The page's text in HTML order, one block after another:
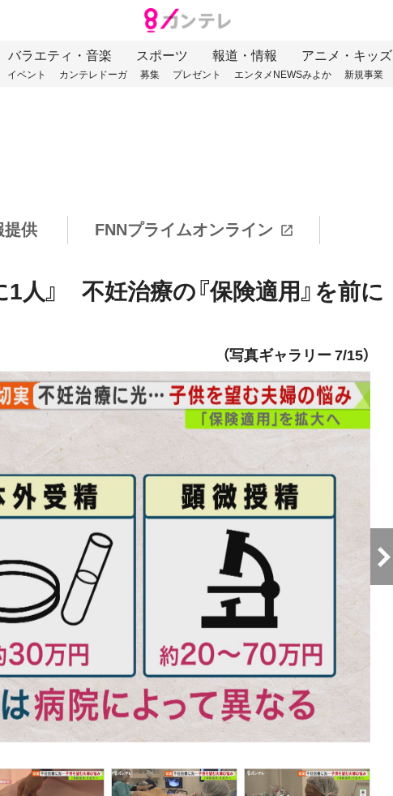
バラエティ・音楽 スポーツ 報道・情報 アニメ・キッズ
イベント カンテレドーガ 募集 プレゼント エンタメNEWSみよか 新規事業
提供 FNNプライムオンライン
人』 不妊治療の『保険適用』を前に
（写真ギャラリー 7/15）